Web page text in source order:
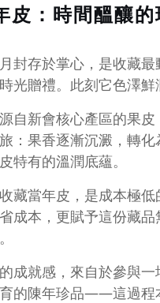
皮：時間醞釀
封存於掌心，是收藏
光贈禮。此刻它色澤鮮
自新會核心產區的果
：果香逐漸沉澱，轉
特有的溫潤底蘊。
藏當年皮，是成本極
成本，更賦予這份藏
成就感，來自於參與
的陳年珍品——這過程